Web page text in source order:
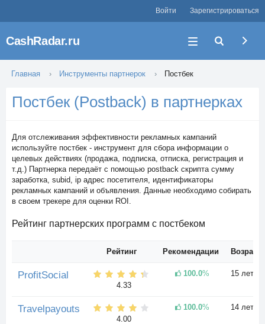
Войти Зарегистрироваться
CashRadar.ru
Главная Инструменты партнерок Постбек
Постбек (Postback) в партнерках
Для отслеживания эффективности рекламных кампаний
используйте постбек - инструмент для сбора информации о
целевых действиях (продажа, подписка, отписка, регистрация и
т.д.) Партнерка передаёт с помощью postback скрипта сумму
заработка, subid, ip адрес посетителя, идентификаторы
рекламных кампаний и объявления. Данные необходимо собирать
в своем трекере для оценки ROI.
Рейтинг партнерских программ с постбеком
Рейтинг Рекомендации Возраст
ProfitSocial
4.33
100.0% 15 лет
Travelpayouts
4.00
100.0% 14 лет